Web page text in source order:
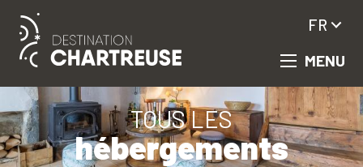
contenu
principal
MENU
FR
TOUS LES
hébergements